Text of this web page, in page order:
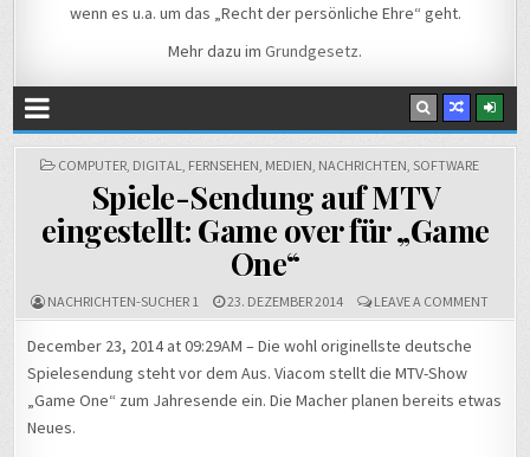
wenn es u.a. um das „Recht der persönliche Ehre“ geht.
Mehr dazu im Grundgesetz.
POSTED
COMPUTER, DIGITAL, FERNSEHEN, MEDIEN, NACHRICHTEN, SOFTWARE
Spiele-Sendung auf MTV
eingestellt: Game over für „Game
One“
NACHRICHTEN-SUCHER 1 23. DEZEMBER 2014 LEAVE A COMMENTON
SPIELE-
GAME
December 23, 2014 at 09:29AM – Die wohl originellste deutsche
Spielesendung steht vor dem Aus. Viacom stellt die MTV-Show
„Game One“ zum Jahresende ein. Die Macher planen bereits etwas
Neues.